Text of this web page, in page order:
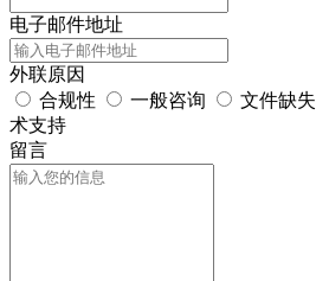
电子邮件地址
外联原因
合规性
一般咨询 文件缺失
术支持
留言